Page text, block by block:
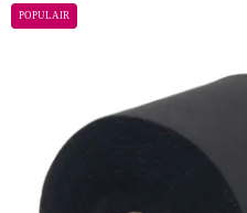
POPULAIR